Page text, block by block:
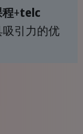
+telc
吸引力的优